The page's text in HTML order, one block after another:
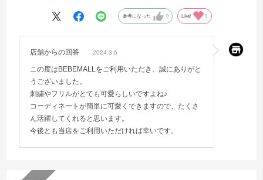
参考になった 0 Like! 0
店舗からの回答 2024.3.6
この度はBEBEMALLをご利用いただき、誠にありがと
うございました。
刺繍やフリルがとても可愛らしいですよね♪
コーディネートが簡単に可愛くできますので、たくさ
ん活躍してくれると思います。
今後とも当店をご利用いただければ幸いです。